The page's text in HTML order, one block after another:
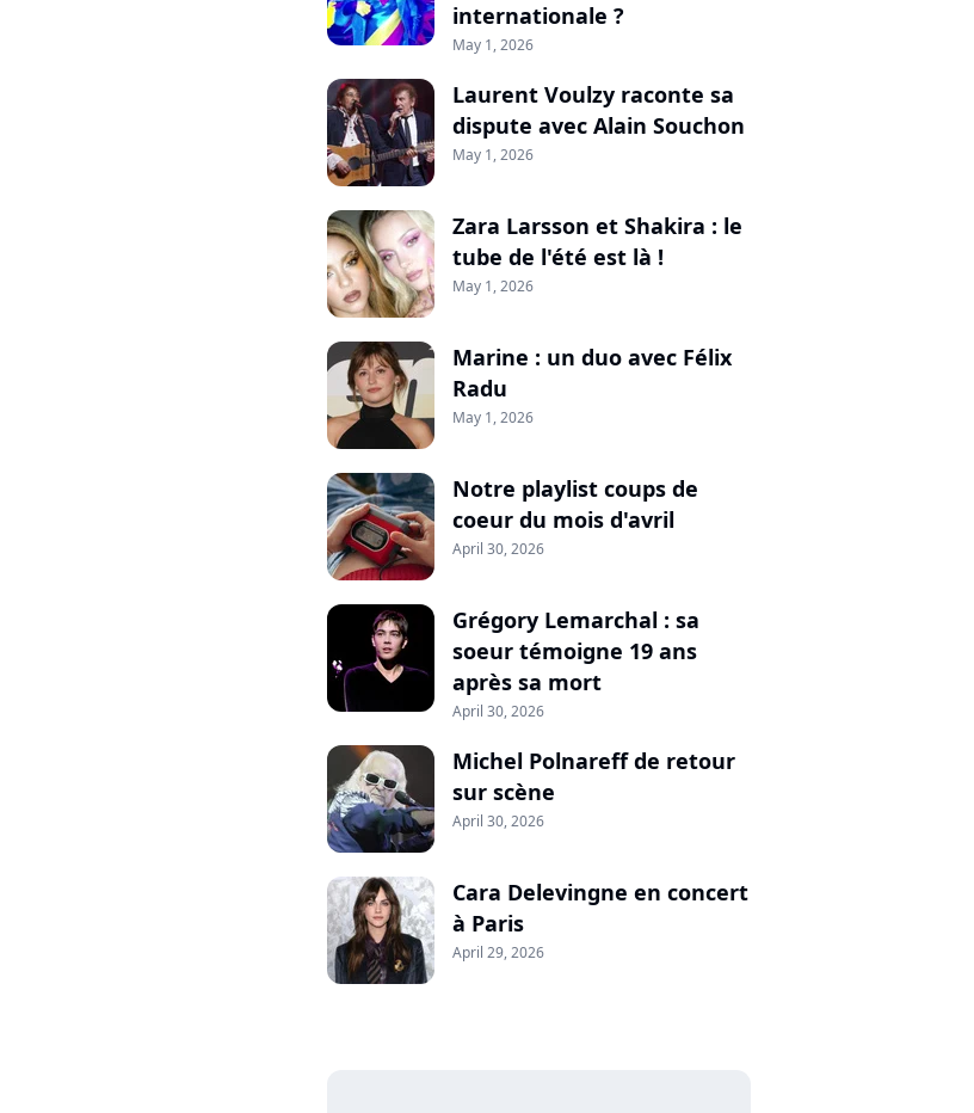
internationale ?
May 1, 2026
Laurent Voulzy raconte sa
dispute avec Alain Souchon
May 1, 2026
Zara Larsson et Shakira : le
tube de l'été est là !
May 1, 2026
Marine : un duo avec Félix
Radu
May 1, 2026
Notre playlist coups de
coeur du mois d'avril
April 30, 2026
Grégory Lemarchal : sa
soeur témoigne 19 ans
après sa mort
April 30, 2026
Michel Polnareff de retour
sur scène
April 30, 2026
Cara Delevingne en concert
à Paris
April 29, 2026